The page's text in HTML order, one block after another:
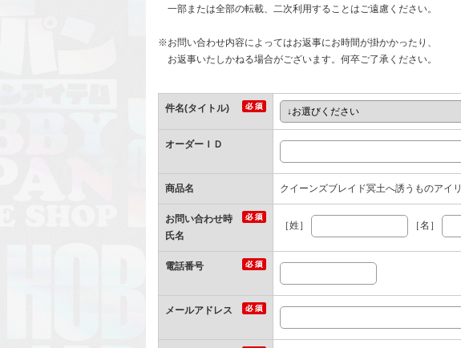
一部または全部の転載、二次利用することはご遠慮ください。
※お問い合わせ内容によってはお返事にお時間が掛かかったり、
お返事いたしかねる場合がございます。何卒ご了承ください。
件名(タイトル)
オーダーＩＤ
商品名 クイーンズブレイド冥土へ誘うものアイリ
お問い合わせ時
氏名
［姓］ ［名］
電話番号
メールアドレス